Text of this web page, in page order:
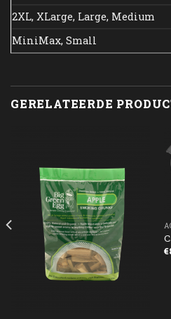
2XL, XLarge, Large, Medium
MiniMax, Small
GERELATEERDE
€